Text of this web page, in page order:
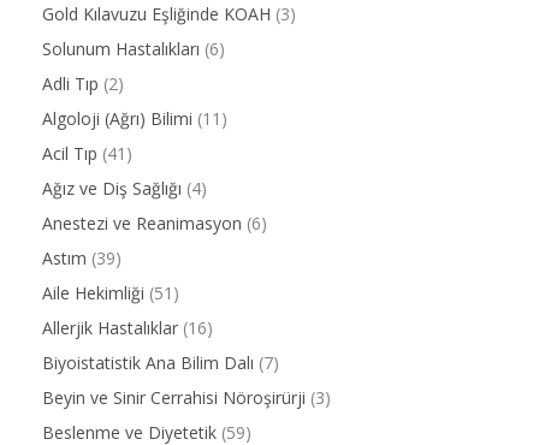
Gold Kılavuzu Eşliğinde KOAH (3)
Solunum Hastalıkları (6)
Adli Tıp (2)
Algoloji (Ağrı) Bilimi (11)
Acil Tıp (41)
Ağız ve Diş Sağlığı (4)
Anestezi ve Reanimasyon (6)
Astım (39)
Aile Hekimliği (51)
Allerjik Hastalıklar (16)
Biyoistatistik Ana Bilim Dalı (7)
Beyin ve Sinir Cerrahisi Nöroşirürji (3)
Beslenme ve Diyetetik (59)